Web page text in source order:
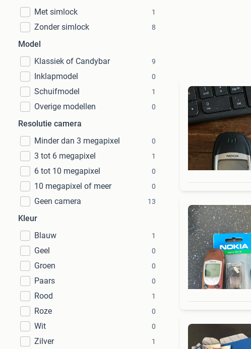
Met simlock
1
Zonder simlock 8
Model
Klassiek of Candybar
9
Inklapmodel 0
Schuifmodel 1
Overige modellen 0
Resolutie camera
Minder dan 3 megapixel
0
3 tot 6 megapixel 1
6 tot 10 megapixel 0
10 megapixel of meer 0
Geen camera 13
Kleur
Blauw
1
Geel 0
Groen 0
Paars 0
Rood 1
Roze 0
Wit 0
Zilver 1